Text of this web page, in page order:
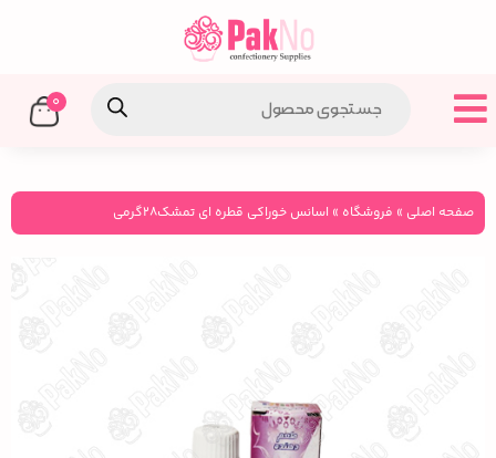
0
صفحه اصلی » فروشگاه » اسانس خوراکی قطره ای تمشک۲۸گرمی